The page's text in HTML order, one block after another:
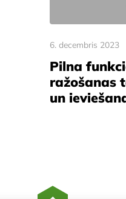
6. decembris 2023
Pilna
ražošanas
un